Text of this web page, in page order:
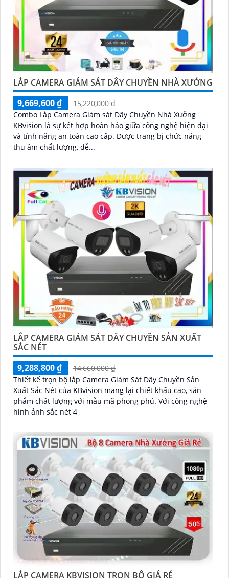
LẮP CAMERA GIÁM SÁT DÂY CHUYỀN NHÀ XƯỞNG
9,669,600 ₫
15,220,000 ₫
Combo Lắp Camera Giám sát Dây Chuyền Nhà Xưởng
KBvision là sự kết hợp hoàn hảo giữa công nghệ hiện đại
và tính năng an toàn cao cấp. Được trang bị chức năng
thu âm chất lượng, dễ...
LẮP CAMERA GIÁM SÁT DÂY CHUYỀN SẢN XUẤT
SẮC NÉT
9,288,800 ₫
14,660,000 ₫
Thiết kế trọn bộ lắp Camera Giám Sát Dây Chuyền Sản
Xuất Sắc Nét của KBvision mang lại chiết khấu cao, sản
phẩm chất lượng với mẫu mã phong phú. Với công nghệ
hình ảnh sắc nét 4
LẮP CAMERA KBVISION TRỌN BỘ GIÁ RẺ